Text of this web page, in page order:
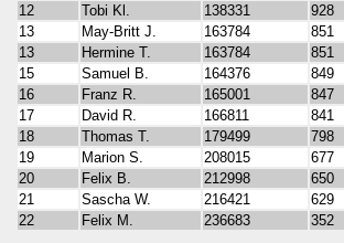
12
Tobi Kl. 138331
928
13
May-Britt J. 163784
851
13
Hermine T. 163784
851
15
Samuel B. 164376
849
16
Franz R. 165001
847
17
David R. 166811
841
18
Thomas T. 179499
798
19
Marion S. 208015
677
20
Felix B. 212998
650
21
Sascha W. 216421
629
22
Felix M. 236683 352